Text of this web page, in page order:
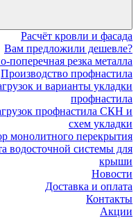
Расчёт кровли и фасада
Вам предложили дешевле?
поперечная резка металла
Производство профнастила
и варианты укладки
профнастила
профнастила СКН и
схем укладки
монолитного перекрытия
водосточной системы для
крыши
Новости
Доставка и оплата
Контакты
Акции